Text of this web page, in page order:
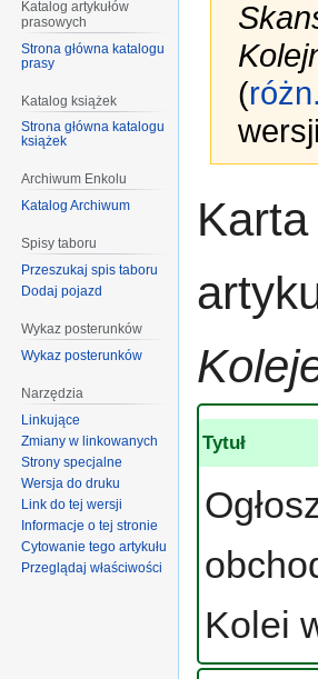
(różn.
do
do
Tytuł
Kolei
Katalog artykułów
prasowych
Strona główna katalogu
prasy
Katalog książek
Strona główna katalogu
książek
Archiwum Enkolu
Katalog Archiwum
Spisy taboru
Przeszukaj spis taboru
Dodaj pojazd
Wykaz posterunków
Wykaz posterunków
Narzędzia
Linkujące
Zmiany w linkowanych
Strony specjalne
Wersja do druku
Link do tej wersji
Informacje o tej stronie
Cytowanie tego artykułu
Przeglądaj właściwości